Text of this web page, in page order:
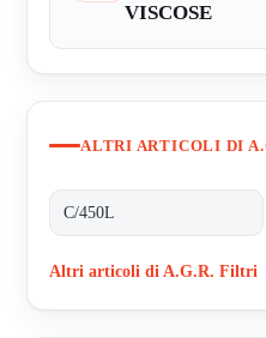
VISCOSE
ALTRI ARTICOLI DI
C/450L
Altri articoli di A.G.R. Filtri